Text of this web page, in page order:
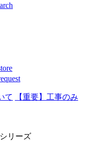
て
【重要】工事のみ
リーズ